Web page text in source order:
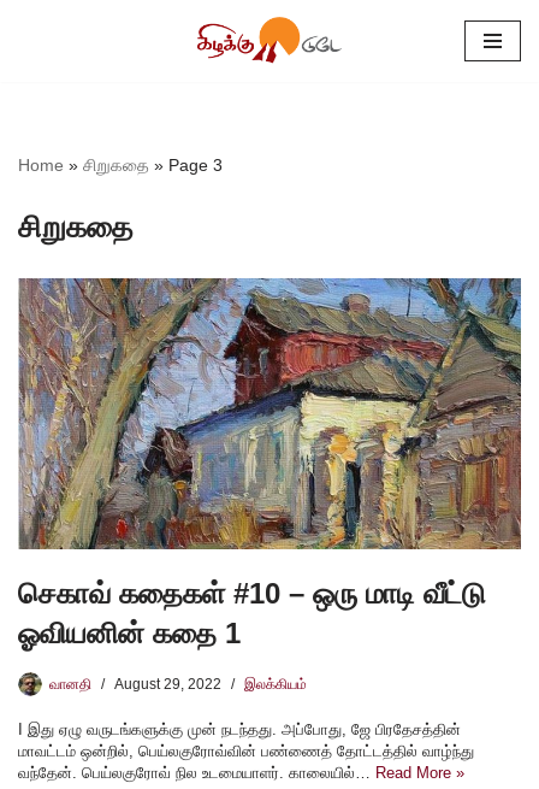
Home » சிறுகதை » Page 3
சிறுகதை
செகாவ் கதைகள் #10 – ஒரு மாடி வீட்டு
ஓவியனின் கதை 1
வானதி August 29, 2022 இலக்கியம்
I இது ஏழு வருடங்களுக்கு முன் நடந்தது. அப்போது, ஜே பிரதேசத்தின்
மாவட்டம் ஒன்றில், பெய்லகுரோவ்வின் பண்ணைத் தோட்டத்தில் வாழ்ந்து
வந்தேன். பெய்லகுரோவ் நில உடமையாளர். காலையில்… Read More »